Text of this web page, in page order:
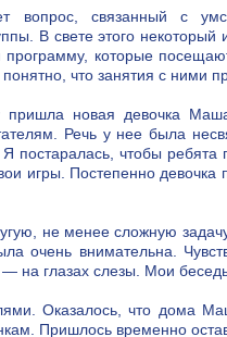
вопрос, связанный с
В свете этого
которые
что занятия с ними
пришла новая девочка
Речь у нее была
постаралась, чтобы
игры. Постепенно
не менее сложную
очень внимательна.
на глазах слезы. Мои
Оказалось, что дома
Пришлось временно